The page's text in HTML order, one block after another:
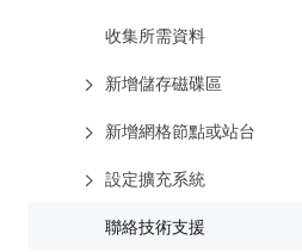
收集所需資料
新增儲存磁碟區
新增網格節點或站台
設定擴充系統
聯絡技術支援